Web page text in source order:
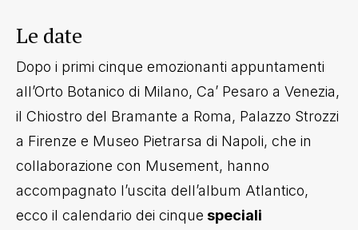
Le date
Dopo i primi cinque emozionanti appuntamenti
all’Orto Botanico di Milano, Ca’ Pesaro a Venezia,
il Chiostro del Bramante a Roma, Palazzo Strozzi
a Firenze e Museo Pietrarsa di Napoli, che in
collaborazione con Musement, hanno
accompagnato l’uscita dell’album Atlantico,
ecco il calendario dei cinque speciali